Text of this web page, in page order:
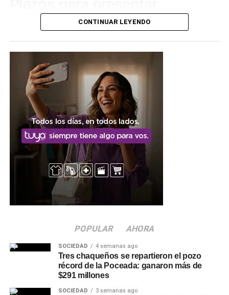
presentar los reclamos correspondientes a la lista
provisoria. Las presentaciones deberán realizarse
exclusivamente durante ese período, mediante el correo
electrónico tachasecundariaresistencia@gmail.com.
Desde la Junta de Clasificación de Nivel Secundario se
solicitó a los aspirantes verificar la información publicada
y respetar los plazos establecidos para la realización de
consultas o reclamos, dado que las presentaciones fuera
de término no serán consideradas.
CONTINUAR LEYENDO
POPULAR AHORA
SOCIEDAD 4 semanas ago
Tres chaqueños se repartieron el pozo
récord de la Poceada: ganaron más de
$291 millones
SOCIEDAD 3 semanas ago